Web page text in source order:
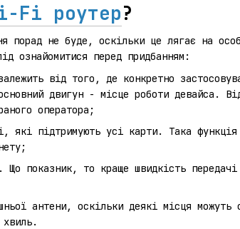
Fi роутер?
порад не буде, оскільки це лягає на
ознайомитися перед придбанням:
від того, де конкретно
двигун - місце роботи девайса.
оператора;
які підтримують усі карти. Така
Що показник, то краще швидкість
антени, оскільки деякі місця